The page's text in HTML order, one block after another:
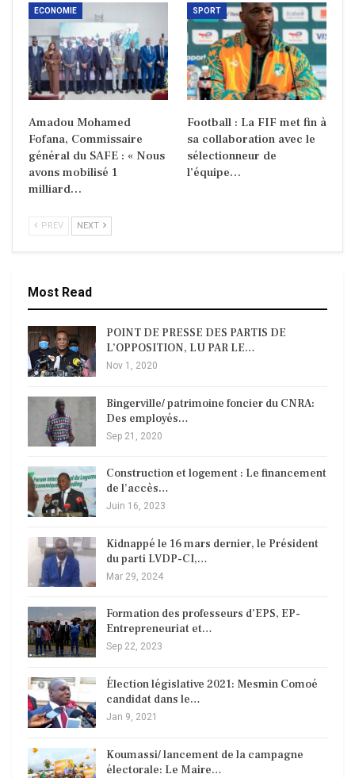
ECONOMIE
Amadou Mohamed
Fofana, Commissaire
général du SAFE : « Nous
avons mobilisé 1
milliard…
SPORT
Football : La FIF met fin à
sa collaboration avec le
sélectionneur de
l’équipe…
PREV NEXT
Most Read
POINT DE PRESSE DES PARTIS DE
L’OPPOSITION, LU PAR LE…
Nov 1, 2020
Bingerville/ patrimoine foncier du CNRA:
Des employés…
Sep 21, 2020
Construction et logement : Le financement
de l’accès…
Juin 16, 2023
Kidnappé le 16 mars dernier, le Président
du parti LVDP-CI,…
Mar 29, 2024
Formation des professeurs d’EPS, EP-
Entrepreneuriat et…
Sep 22, 2023
Élection législative 2021: Mesmin Comoé
candidat dans le…
Jan 9, 2021
Koumassi/ lancement de la campagne
électorale: Le Maire…